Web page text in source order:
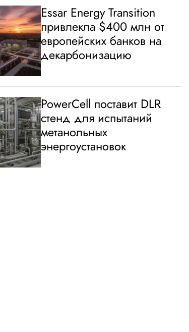
Essar Energy Transition
привлекла $400 млн от
европейских банков на
декарбонизацию
PowerCell поставит DLR
стенд для испытаний
метанольных
энергоустановок